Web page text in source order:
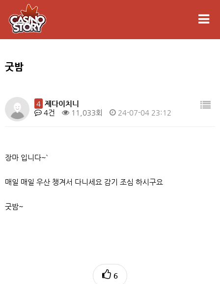
굿밤
4 제다이치니
4건
11,033회 24-07-04 23:12
장마 입니다~`
매일 매일 우산 챙겨서 다니세요 감기 조심 하시구요
굿밤~
6